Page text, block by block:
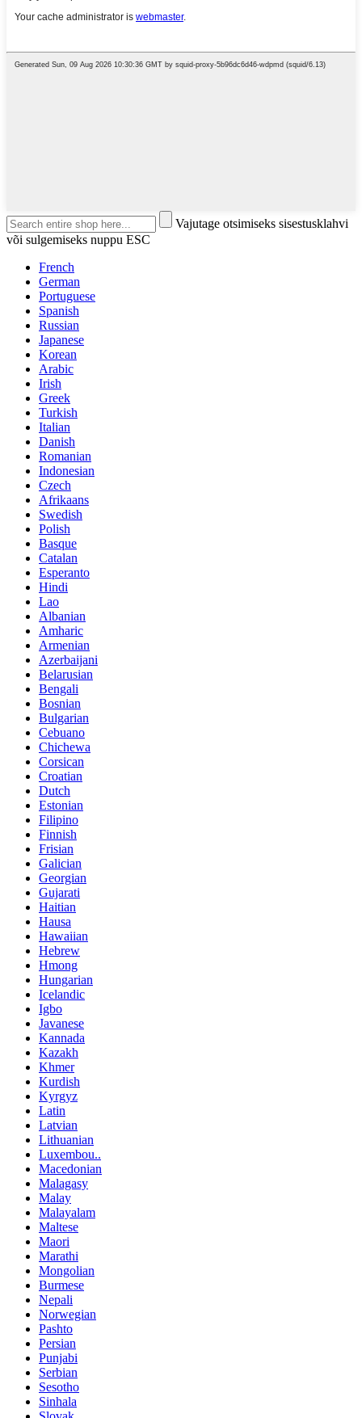
Vajutage otsimiseks sisestusklahvi
või sulgemiseks nuppu ESC
French
German
Portuguese
Spanish
Russian
Japanese
Korean
Arabic
Irish
Greek
Turkish
Italian
Danish
Romanian
Indonesian
Czech
Afrikaans
Swedish
Polish
Basque
Catalan
Esperanto
Hindi
Lao
Albanian
Amharic
Armenian
Azerbaijani
Belarusian
Bengali
Bosnian
Bulgarian
Cebuano
Chichewa
Corsican
Croatian
Dutch
Estonian
Filipino
Finnish
Frisian
Galician
Georgian
Gujarati
Haitian
Hausa
Hawaiian
Hebrew
Hmong
Hungarian
Icelandic
Igbo
Javanese
Kannada
Kazakh
Khmer
Kurdish
Kyrgyz
Latin
Latvian
Lithuanian
Luxembou..
Macedonian
Malagasy
Malay
Malayalam
Maltese
Maori
Marathi
Mongolian
Burmese
Nepali
Norwegian
Pashto
Persian
Punjabi
Serbian
Sesotho
Sinhala